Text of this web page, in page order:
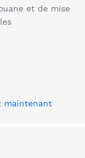
et de mise
maintenant